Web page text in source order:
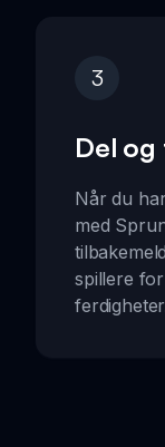
3
Del
Når du
med
spillere